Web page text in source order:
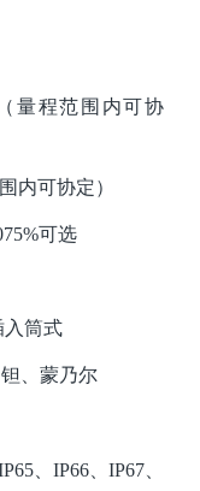
量程范围内可协
内可协定）
可选
入筒式
、蒙乃尔
、IP66、IP67、